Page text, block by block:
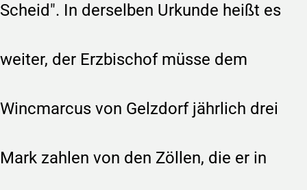
Scheid". In derselben Urkunde heißt es
weiter, der Erzbischof müsse dem
Wincmarcus von Gelzdorf jährlich drei
Mark zahlen von den Zöllen, die er in